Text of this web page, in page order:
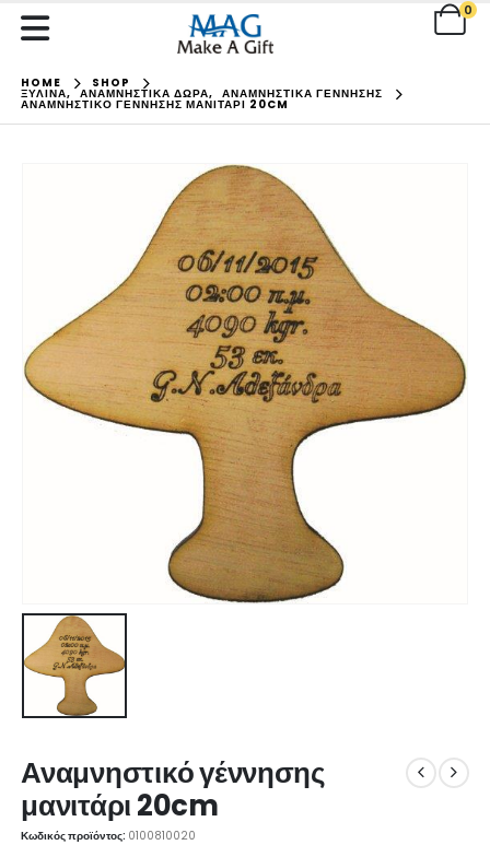
0
HOME SHOP
ΞΥΛΙΝΑ, ΑΝΑΜΝΗΣΤΙΚΑ ΔΩΡΑ, ΑΝΑΜΝΗΣΤΙΚΑ ΓΕΝΝΗΣΗΣ
ΑΝΑΜΝΗΣΤΙΚΌ ΓΈΝΝΗΣΗΣ ΜΑΝΙΤΆΡΙ 20CM
Αναμνηστικό γέννησης
μανιτάρι 20cm
Κωδικός προϊόντος: 0100810020